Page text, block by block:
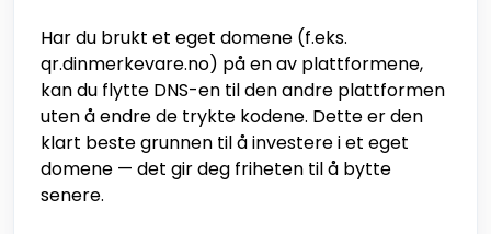
Har du brukt et eget domene (f.eks.
qr.dinmerkevare.no) på en av plattformene,
kan du flytte DNS-en til den andre plattformen
uten å endre de trykte kodene. Dette er den
klart beste grunnen til å investere i et eget
domene — det gir deg friheten til å bytte
senere.